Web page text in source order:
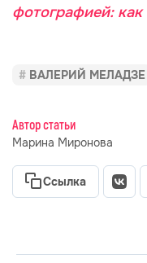
фотографией:
ВАЛЕРИЙ МЕЛАДЗЕ
Автор статьи
Марина Миронова
Ссылка